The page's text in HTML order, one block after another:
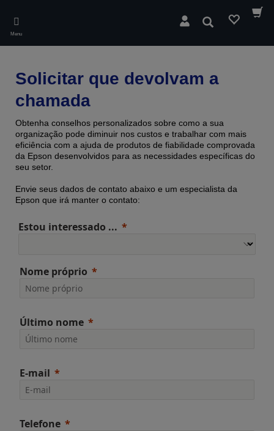
main
content
Menu
Pesquisar
Solicitar que devolvam a
chamada
Obtenha conselhos personalizados sobre como a sua
organização pode diminuir nos custos e trabalhar com mais
eficiência com a ajuda de produtos de fiabilidade comprovada ​​
da Epson desenvolvidos para as necessidades específicas do
seu setor.
Envie seus dados de contato abaixo e um especialista da
Epson que irá manter o contato:
Estou interessado ...
Nome próprio
Último nome
E-mail
Telefone